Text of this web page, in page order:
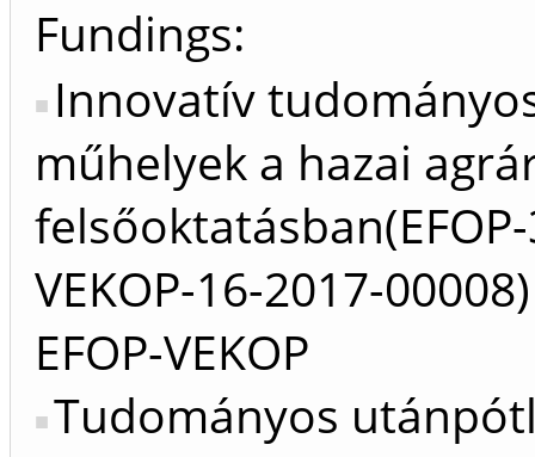
Fundings:
Innovatív
műhelyek a hazai
VEKOP-16-2017-
EFOP-VEKOP
Tudományos